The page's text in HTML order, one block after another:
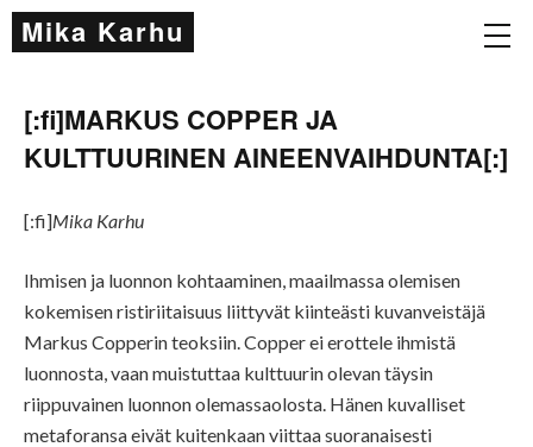
Mika Karhu
[:fi]MARKUS COPPER JA
KULTTUURINEN AINEENVAIHDUNTA[:]
[:fi]Mika Karhu
Ihmisen ja luonnon kohtaaminen, maailmassa olemisen
kokemisen ristiriitaisuus liittyvät kiinteästi kuvanveistäjä
Markus Copperin teoksiin. Copper ei erottele ihmistä
luonnosta, vaan muistuttaa kulttuurin olevan täysin
riippuvainen luonnon olemassaolosta. Hänen kuvalliset
metaforansa eivät kuitenkaan viittaa suoranaisesti